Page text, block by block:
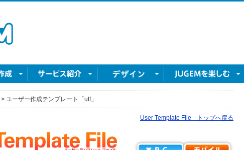
> ユーザー作成テンプレート「utf」
User Template File トップへ戻る